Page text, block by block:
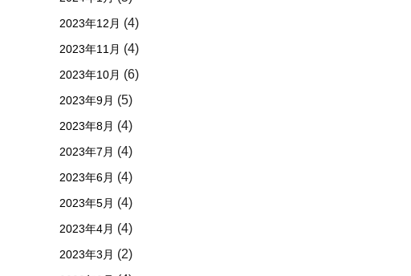
2023年12月 (4)
2023年11月 (4)
2023年10月 (6)
2023年9月 (5)
2023年8月 (4)
2023年7月 (4)
2023年6月 (4)
2023年5月 (4)
2023年4月 (4)
2023年3月 (2)